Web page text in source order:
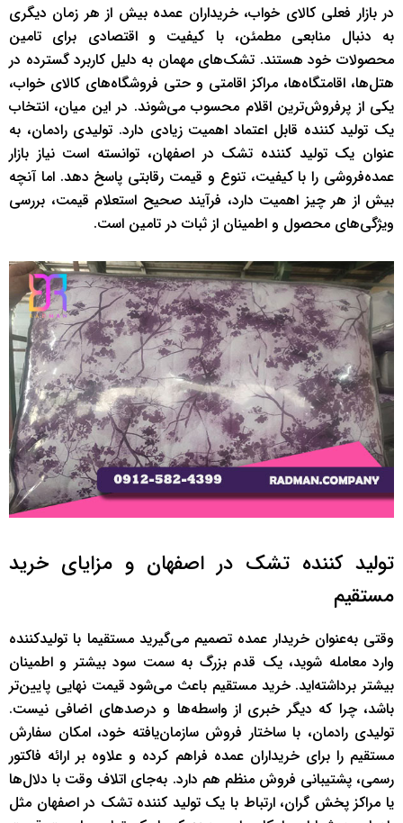
در بازار فعلی کالای خواب، خریداران عمده بیش از هر زمان دیگری
به دنبال منابعی مطمئن، با کیفیت و اقتصادی برای تامین
محصولات خود هستند. تشک‌های مهمان به دلیل کاربرد گسترده در
هتل‌ها، اقامتگاه‌ها، مراکز اقامتی و حتی فروشگاه‌های کالای خواب،
یکی از پرفروش‌ترین اقلام محسوب می‌شوند. در این میان، انتخاب
یک تولید کننده قابل اعتماد اهمیت زیادی دارد. تولیدی رادمان، به
عنوان یک تولید کننده تشک در اصفهان، توانسته است نیاز بازار
عمده‌فروشی را با کیفیت، تنوع و قیمت رقابتی پاسخ دهد. اما آنچه
بیش از هر چیز اهمیت دارد، فرآیند صحیح استعلام قیمت، بررسی
ویژگی‌های محصول و اطمینان از ثبات در تامین است.
تولید کننده تشک در اصفهان و مزایای خرید
مستقیم
وقتی به‌عنوان خریدار عمده تصمیم می‌گیرید مستقیما با تولیدکننده
وارد معامله شوید، یک قدم بزرگ به سمت سود بیشتر و اطمینان
بیشتر برداشته‌اید. خرید مستقیم باعث می‌شود قیمت‌ نهایی پایین‌تر
باشد، چرا که دیگر خبری از واسطه‌ها و درصدهای اضافی نیست.
تولیدی رادمان، با ساختار فروش سازمان‌یافته خود، امکان سفارش
مستقیم را برای خریداران عمده فراهم کرده و علاوه بر ارائه فاکتور
رسمی، پشتیبانی فروش منظم هم دارد. به‌جای اتلاف وقت با دلال‌ها
یا مراکز پخش گران، ارتباط با یک تولید کننده تشک در اصفهان مثل